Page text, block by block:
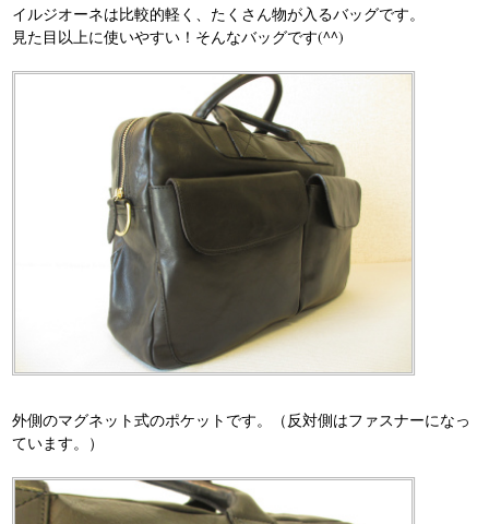
イルジオーネは比較的軽く、たくさん物が入るバッグです。
見た目以上に使いやすい！そんなバッグです(^^)
外側のマグネット式のポケットです。（反対側はファスナーになっ
ています。）